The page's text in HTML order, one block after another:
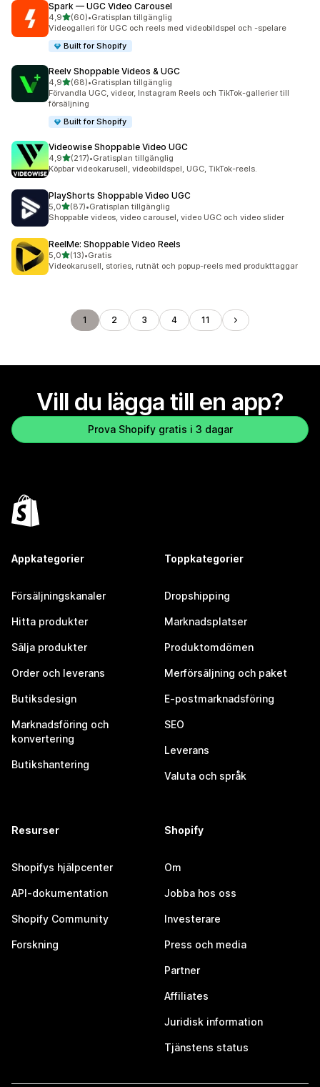
Spark — UGC Video Carousel
4,9av 5 stjärnor
(60)
60 recensioner totalt
•Gratisplan tillgänglig
Videogalleri för UGC och reels med videobildspel och -spelare
Built for Shopify
Reelv Shoppable Videos & UGC
4,9av 5 stjärnor
(68)
68 recensioner totalt
•Gratisplan tillgänglig
Förvandla UGC, videor, Instagram Reels och TikTok-gallerier till
försäljning
Built for Shopify
Videowise Shoppable Video UGC
4,9av 5 stjärnor
(217)
217 recensioner totalt
•Gratisplan tillgänglig
Köpbar videokarusell, videobildspel, UGC, TikTok-reels.
PlayShorts Shoppable Video UGC
5,0av 5 stjärnor
(87)
87 recensioner totalt
•Gratisplan tillgänglig
Shoppable videos, video carousel, video UGC och video slider
ReelMe: Shoppable Video Reels
5,0av 5 stjärnor
(13)
13 recensioner totalt
•Gratis
Videokarusell, stories, rutnät och popup-reels med produkttaggar
1 2 3 4 11
Vill du lägga till en app?
Prova Shopify gratis i 3 dagar
Appkategorier
Försäljningskanaler
Hitta produkter
Sälja produkter
Order och leverans
Butiksdesign
Marknadsföring och
konvertering
Butikshantering
Toppkategorier
Dropshipping
Marknadsplatser
Produktomdömen
Merförsäljning och paket
E-postmarknadsföring
SEO
Leverans
Valuta och språk
Resurser
Shopifys hjälpcenter
API-dokumentation
Shopify Community
Forskning
Shopify
Om
Jobba hos oss
Investerare
Press och media
Partner
Affiliates
Juridisk information
Tjänstens status